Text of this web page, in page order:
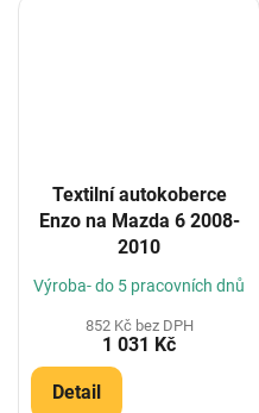
Textilní autokoberce
Enzo na Mazda 6 2008-
2010
Výroba- do 5 pracovních dnů
852 Kč bez DPH
1 031 Kč
Detail